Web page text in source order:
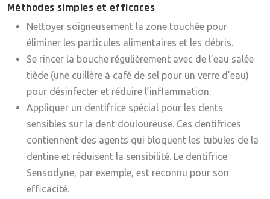
Méthodes simples et efficaces
Nettoyer soigneusement la zone touchée pour
éliminer les particules alimentaires et les débris.
Se rincer la bouche régulièrement avec de l’eau salée
tiède (une cuillère à café de sel pour un verre d’eau)
pour désinfecter et réduire l’inflammation.
Appliquer un dentifrice spécial pour les dents
sensibles sur la dent douloureuse. Ces dentifrices
contiennent des agents qui bloquent les tubules de la
dentine et réduisent la sensibilité. Le dentifrice
Sensodyne, par exemple, est reconnu pour son
efficacité.